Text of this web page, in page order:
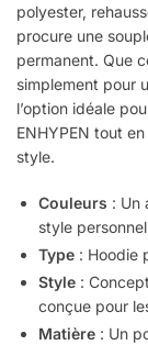
polyester,
procure une
permanent. Que
simplement pour
l’option idéale
ENHYPEN tout
style.
Couleurs : Un
style personnel
Type : Hoodie
Style :
conçue pour
Matière : Un